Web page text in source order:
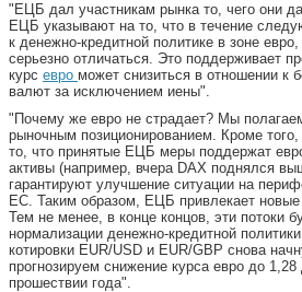
"ЕЦБ дал участникам рынка то, чего они
ЕЦБ указывают на то, что в течение
к денежно-кредитной политике в зоне
серьезно отличаться. Это поддерживает
курс евро может снизиться в отношении к
валют за исключением иены".
"Почему же евро не страдает? Мы
рыночным позиционированием. Кроме
то, что принятые ЕЦБ меры поддержат
активы (например, вчера DAX поднялся
гарантируют улучшение ситуации на
ЕС. Таким образом, ЕЦБ привлекает новые
Тем не менее, в конце концов, эти потоки
нормализации денежно-кредитной
котировки EUR/USD и EUR/GBP снова
прогнозируем снижение курса евро до
прошествии года".